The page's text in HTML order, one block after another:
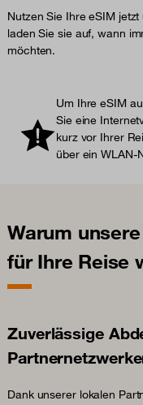
Nutzen Sie Ihre eSIM jetzt
laden Sie sie auf, wann
möchten.
Um Ihre eSIM
Sie eine
kurz vor Ihrer
über ein WLAN-
Warum
für Ihre Reise
Zuverlässige
Dank unserer lokalen